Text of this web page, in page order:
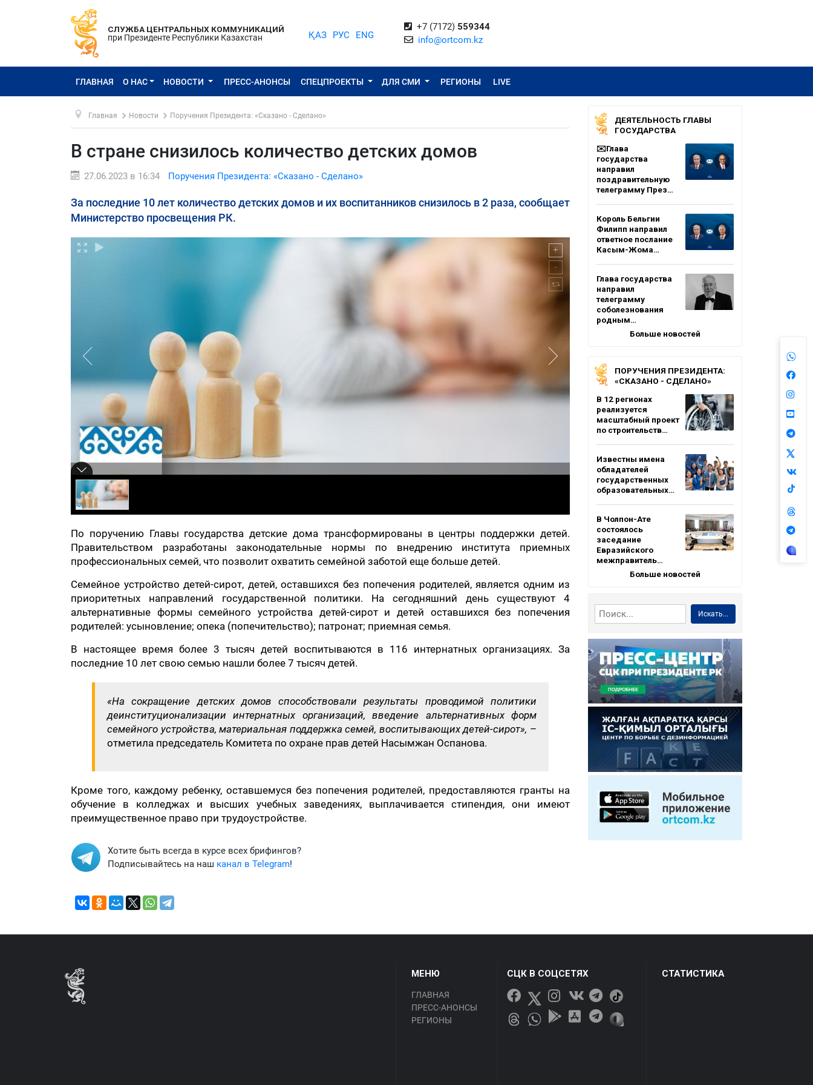
СЛУЖБА ЦЕНТРАЛЬНЫХ КОММУНИКАЦИЙ
при Президенте Республики Казахстан
ҚАЗ РУС ENG
+7 (7172) 559344
info@ortcom.kz
ГЛАВНАЯ О НАС НОВОСТИ ПРЕСС-АНОНСЫ СПЕЦПРОЕКТЫ ДЛЯ СМИ РЕГИОНЫ LIVE
Главная Новости Поручения Президента: «Сказано - Сделано»
В стране снизилось количество детских домов
27.06.2023 в 16:34 Поручения Президента: «Сказано - Сделано»
За последние 10 лет количество детских домов и их воспитанников снизилось в 2 раза, сообщает
Министерство просвещения РК.
По поручению Главы государства детские дома трансформированы в центры поддержки детей.
Правительством разработаны законодательные нормы по внедрению института приемных
профессиональных семей, что позволит охватить семейной заботой еще больше детей.
Семейное устройство детей-сирот, детей, оставшихся без попечения родителей, является одним из
приоритетных направлений государственной политики. На сегодняшний день существуют 4
альтернативные формы семейного устройства детей-сирот и детей оставшихся без попечения
родителей: усыновление; опека (попечительство); патронат; приемная семья.
В настоящее время более 3 тысяч детей воспитываются в 116 интернатных организациях. За
последние 10 лет свою семью нашли более 7 тысяч детей.
«На сокращение детских домов способствовали результаты проводимой политики
деинституционализации интернатных организаций, введение альтернативных форм
семейного устройства, материальная поддержка семей, воспитывающих детей-сирот», –
отметила председатель Комитета по охране прав детей Насымжан Оспанова.
Кроме того, каждому ребенку, оставшемуся без попечения родителей, предоставляются гранты на
обучение в колледжах и высших учебных заведениях, выплачивается стипендия, они имеют
преимущественное право при трудоустройстве.
Хотите быть всегда в курсе всех брифингов?
Подписывайтесь на наш канал в Telegram!
ДЕЯТЕЛЬНОСТЬ ГЛАВЫ
ГОСУДАРСТВА
✉️Глава
государства
направил
поздравительную
телеграмму През…
Король Бельгии
Филипп направил
ответное послание
Касым-Жома…
Глава государства
направил
телеграмму
соболезнования
родным…
Больше новостей
ПОРУЧЕНИЯ ПРЕЗИДЕНТА:
«СКАЗАНО - СДЕЛАНО»
В 12 регионах
реализуется
масштабный проект
по строительств…
Известны имена
обладателей
государственных
образовательных…
В Чолпон-Ате
состоялось
заседание
Евразийского
межправитель…
Больше новостей
Искать...
МЕНЮ
ГЛАВНАЯ
ПРЕСС-АНОНСЫ
РЕГИОНЫ
СЦК В СОЦСЕТЯХ СТАТИСТИКА